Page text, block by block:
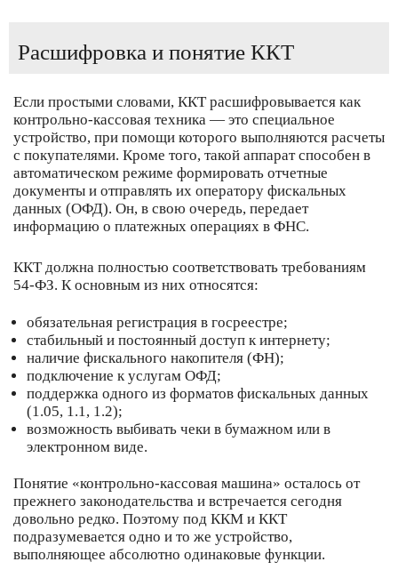
Расшифровка и понятие ККТ
Если простыми словами, ККТ расшифровывается как
контрольно-кассовая техника — это специальное
устройство, при помощи которого выполняются расчеты
с покупателями. Кроме того, такой аппарат способен в
автоматическом режиме формировать отчетные
документы и отправлять их оператору фискальных
данных (ОФД). Он, в свою очередь, передает
информацию о платежных операциях в ФНС.
ККТ должна полностью соответствовать требованиям
54-ФЗ. К основным из них относятся:
обязательная регистрация в госреестре;
стабильный и постоянный доступ к интернету;
наличие фискального накопителя (ФН);
подключение к услугам ОФД;
поддержка одного из форматов фискальных данных
(1.05, 1.1, 1.2);
возможность выбивать чеки в бумажном или в
электронном виде.
Понятие «контрольно-кассовая машина» осталось от
прежнего законодательства и встречается сегодня
довольно редко. Поэтому под ККМ и ККТ
подразумевается одно и то же устройство,
выполняющее абсолютно одинаковые функции.